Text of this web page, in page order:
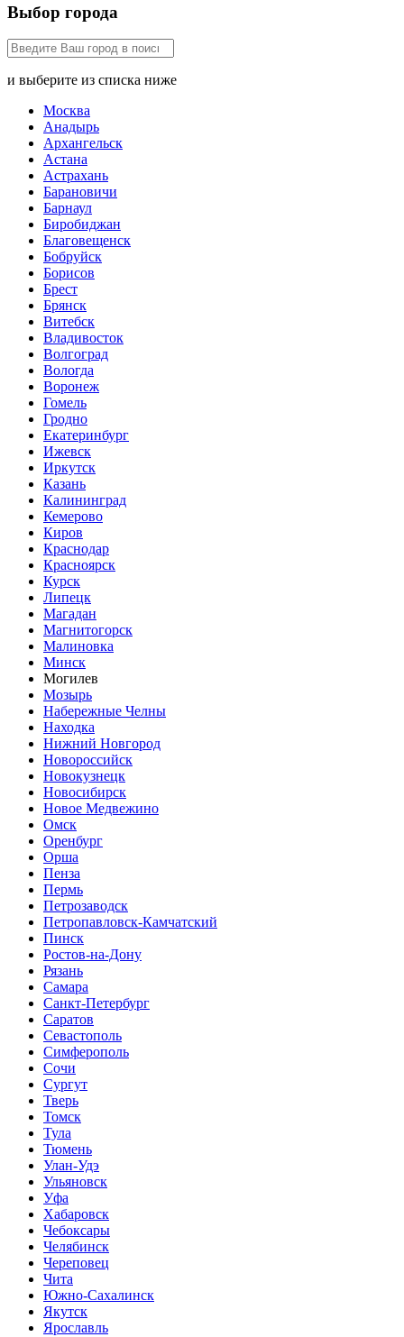
Выбор города
и выберите из списка ниже
Москва
Анадырь
Архангельск
Астана
Астрахань
Барановичи
Барнаул
Биробиджан
Благовещенск
Бобруйск
Борисов
Брест
Брянск
Витебск
Владивосток
Волгоград
Вологда
Воронеж
Гомель
Гродно
Екатеринбург
Ижевск
Иркутск
Казань
Калининград
Кемерово
Киров
Краснодар
Красноярск
Курск
Липецк
Магадан
Магнитогорск
Малиновка
Минск
Могилев
Мозырь
Набережные Челны
Находка
Нижний Новгород
Новороссийск
Новокузнецк
Новосибирск
Новое Медвежино
Омск
Оренбург
Орша
Пенза
Пермь
Петрозаводск
Петропавловск-Камчатский
Пинск
Ростов-на-Дону
Рязань
Самара
Санкт-Петербург
Саратов
Севастополь
Симферополь
Сочи
Сургут
Тверь
Томск
Тула
Тюмень
Улан-Удэ
Ульяновск
Уфа
Хабаровск
Чебоксары
Челябинск
Череповец
Чита
Южно-Сахалинск
Якутск
Ярославль